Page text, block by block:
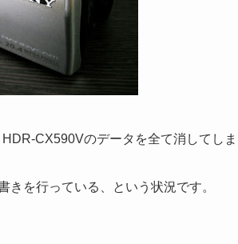
CX590Vのデータを全て消してしま
きを行っている、という状況です。